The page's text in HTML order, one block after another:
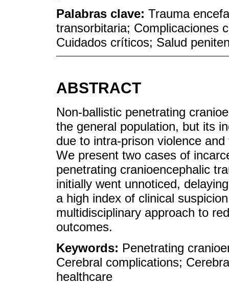
Palabras clave: Trauma
transorbitaria; Complicaciones
Cuidados críticos; Salud
ABSTRACT
Non-ballistic penetrating
the general population, but its
due to intra-prison violence
We present two cases of
penetrating cranioencephalic
initially went unnoticed,
a high index of clinical
multidisciplinary approach to
outcomes.
Keywords: Penetrating
Cerebral complications;
healthcare